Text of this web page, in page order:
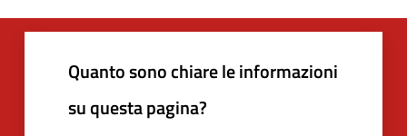
Quanto sono chiare le informazioni
su questa pagina?